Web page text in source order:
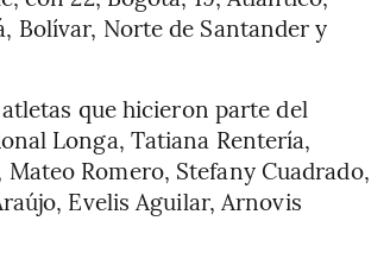
Bolívar, Norte de Santander y
que hicieron parte del
Longa, Tatiana Rentería,
Romero, Stefany Cuadrado,
Evelis Aguilar, Arnovis